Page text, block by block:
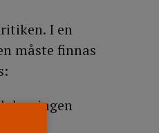
I en
måste finnas
har ingen